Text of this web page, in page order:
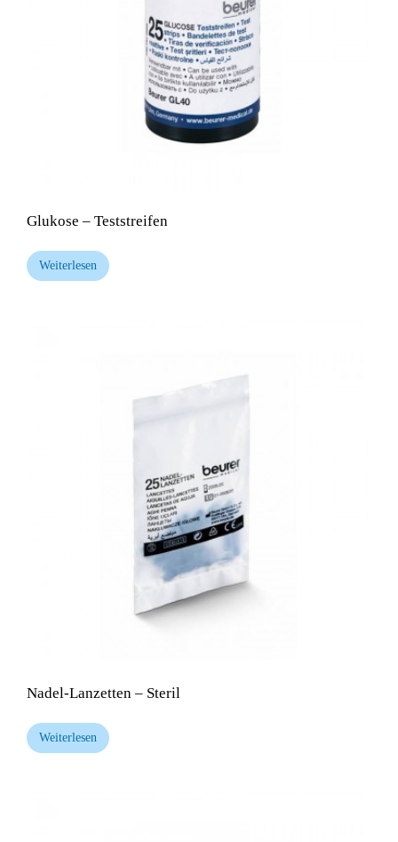
Glukose – Teststreifen
Weiterlesen
Nadel-Lanzetten – Steril
Weiterlesen